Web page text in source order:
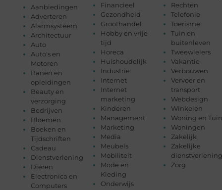
Aanbiedingen
Adverteren
Alarmsysteem
Architectuur
Auto
Auto's en
Motoren
Banen en
opleidingen
Beauty en
verzorging
Bedrijven
Bloemen
Boeken en
Tijdschriften
Cadeau
Dienstverlening
Dieren
Electronica en
Computers
Financieel
Gezondheid
Groothandel
Hobby en vrije
tijd
Horeca
Huishoudelijk
Industrie
Internet
Internet
marketing
Kinderen
Management
Marketing
Media
Meubels
Mobiliteit
Mode en
Kleding
Onderwijs
Rechten
Telefonie
Toerisme
Tuin en
buitenleven
Tweewielers
Vakantie
Verbouwen
Vervoer en
transport
Webdesign
Winkelen
Woning en Tuin
Woningen
Zakelijk
Zakelijke
dienstverlening
Zorg